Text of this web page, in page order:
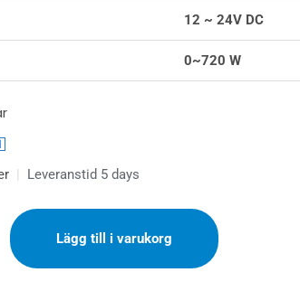
12 ~ 24V DC
0~720 W
| Leveranstid 5 days
Lägg till i varukorg